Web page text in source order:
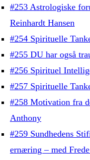
#253 Astrologiske
Reinhardt Hansen
#254 Spirituelle
#255 DU har også
#256 Spirituel
#257 Spirituelle
#258 Motivation fra
Anthony
#259 Sundhedens
ernæring – med